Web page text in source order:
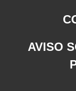
AVISO